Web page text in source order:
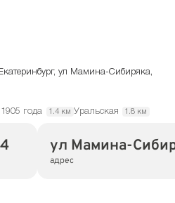
ул Мамина-Сибиряка,
года 1.4 км Уральская 1.8 км
ул Мамина-
адрес